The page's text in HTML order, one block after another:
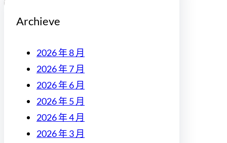
Archieve
2026 年 8 月
2026 年 7 月
2026 年 6 月
2026 年 5 月
2026 年 4 月
2026 年 3 月